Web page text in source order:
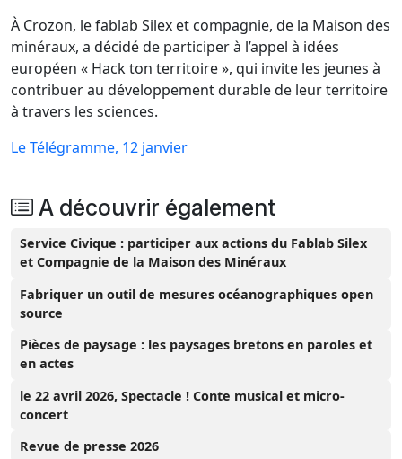
À Crozon, le fablab Silex et compagnie, de la Maison des
minéraux, a décidé de participer à l’appel à idées
européen « Hack ton territoire », qui invite les jeunes à
contribuer au développement durable de leur territoire
à travers les sciences.
Le Télégramme, 12 janvier
A découvrir également
Service Civique : participer aux actions du Fablab Silex
et Compagnie de la Maison des Minéraux
Fabriquer un outil de mesures océanographiques open
source
Pièces de paysage : les paysages bretons en paroles et
en actes
le 22 avril 2026, Spectacle ! Conte musical et micro-
concert
Revue de presse 2026